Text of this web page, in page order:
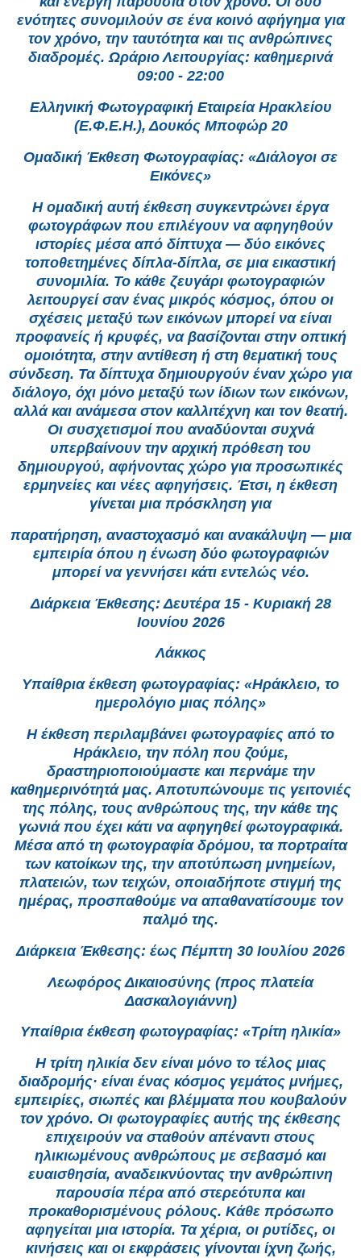
ενότητες συνομιλούν σε ένα κοινό αφήγημα για
τον χρόνο, την ταυτότητα και τις ανθρώπινες
διαδρομές. Ωράριο Λειτουργίας: καθημερινά
09:00 - 22:00
Ελληνική Φωτογραφική Εταιρεία Ηρακλείου
(Ε.Φ.Ε.Η.), Δουκός Μποφώρ 20
Ομαδική Έκθεση Φωτογραφίας: «Διάλογοι σε
Εικόνες»
Η ομαδική αυτή έκθεση συγκεντρώνει έργα
φωτογράφων που επιλέγουν να αφηγηθούν
ιστορίες μέσα από δίπτυχα — δύο εικόνες
τοποθετημένες δίπλα-δίπλα, σε μια εικαστική
συνομιλία. Το κάθε ζευγάρι φωτογραφιών
λειτουργεί σαν ένας μικρός κόσμος, όπου οι
σχέσεις μεταξύ των εικόνων μπορεί να είναι
προφανείς ή κρυφές, να βασίζονται στην οπτική
ομοιότητα, στην αντίθεση ή στη θεματική τους
σύνδεση. Τα δίπτυχα δημιουργούν έναν χώρο για
διάλογο, όχι μόνο μεταξύ των ίδιων των εικόνων,
αλλά και ανάμεσα στον καλλιτέχνη και τον θεατή.
Οι συσχετισμοί που αναδύονται συχνά
υπερβαίνουν την αρχική πρόθεση του
δημιουργού, αφήνοντας χώρο για προσωπικές
ερμηνείες και νέες αφηγήσεις. Έτσι, η έκθεση
γίνεται μια πρόσκληση για
παρατήρηση, αναστοχασμό και ανακάλυψη — μια
εμπειρία όπου η ένωση δύο φωτογραφιών
μπορεί να γεννήσει κάτι εντελώς νέο.
Διάρκεια Έκθεσης: Δευτέρα 15 - Κυριακή 28
Ιουνίου 2026
Λάκκος
Υπαίθρια έκθεση φωτογραφίας: «Ηράκλειο, το
ημερολόγιο μιας πόλης»
Η έκθεση περιλαμβάνει φωτογραφίες από το
Ηράκλειο, την πόλη που ζούμε,
δραστηριοποιούμαστε και περνάμε την
καθημερινότητά μας. Αποτυπώνουμε τις γειτονιές
της πόλης, τους ανθρώπους της, την κάθε της
γωνιά που έχει κάτι να αφηγηθεί φωτογραφικά.
Μέσα από τη φωτογραφία δρόμου, τα πορτραίτα
των κατοίκων της, την αποτύπωση μνημείων,
πλατειών, των τειχών, οποιαδήποτε στιγμή της
ημέρας, προσπαθούμε να απαθανατίσουμε τον
παλμό της.
Διάρκεια Έκθεσης: έως Πέμπτη 30 Ιουλίου 2026
Λεωφόρος Δικαιοσύνης (προς πλατεία
Δασκαλογιάννη)
Υπαίθρια έκθεση φωτογραφίας: «Τρίτη ηλικία»
Η τρίτη ηλικία δεν είναι μόνο το τέλος μιας
διαδρομής· είναι ένας κόσμος γεμάτος μνήμες,
εμπειρίες, σιωπές και βλέμματα που κουβαλούν
τον χρόνο. Οι φωτογραφίες αυτής της έκθεσης
επιχειρούν να σταθούν απέναντι στους
ηλικιωμένους ανθρώπους με σεβασμό και
ευαισθησία, αναδεικνύοντας την ανθρώπινη
παρουσία πέρα από στερεότυπα και
προκαθορισμένους ρόλους. Κάθε πρόσωπο
αφηγείται μια ιστορία. Τα χέρια, οι ρυτίδες, οι
κινήσεις και οι εκφράσεις γίνονται ίχνη ζωής,